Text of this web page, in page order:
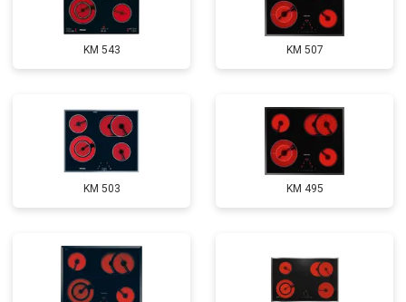
KM 543 KM 507
KM 503 KM 495